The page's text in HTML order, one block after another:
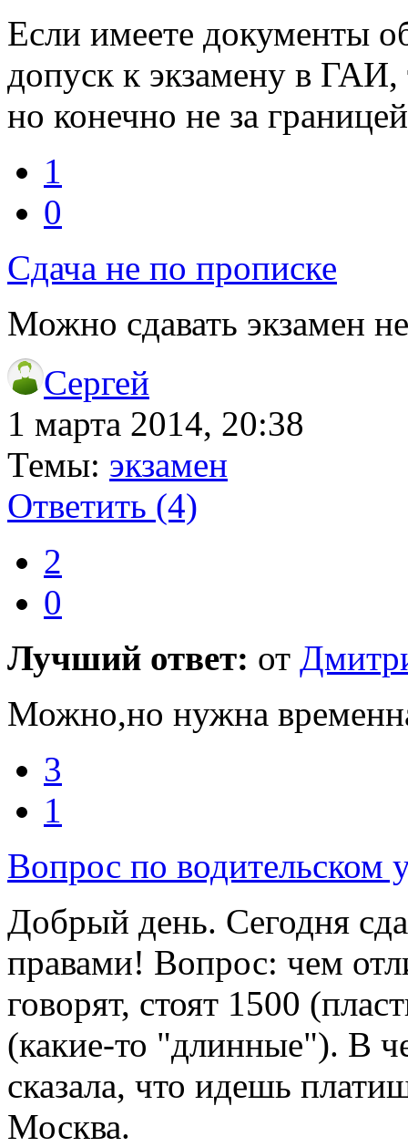
Если имеете документы
допуск к экзамену в ГАИ,
но конечно не за
1
0
Сдача не по прописке
Можно сдавать экзамен
Сергей
1 марта 2014, 20:38
Темы: экзамен
Ответить (4)
2
0
Лучший ответ: от
Можно,но нужна
3
1
Вопрос по водительском
Добрый день. Сегодня
правами! Вопрос: чем
говорят, стоят 1500
(какие-то "длинные"). В
сказала, что идешь
Москва.